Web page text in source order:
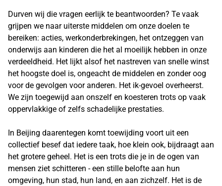
Durven wij die vragen eerlijk te beantwoorden? Te vaak
grijpen we naar uiterste middelen om onze doelen te
bereiken: acties, werkonderbrekingen, het ontzeggen van
onderwijs aan kinderen die het al moeilijk hebben in onze
verdeeldheid. Het lijkt alsof het nastreven van snelle winst
het hoogste doel is, ongeacht de middelen en zonder oog
voor de gevolgen voor anderen. Het ik-gevoel overheerst.
We zijn toegewijd aan onszelf en koesteren trots op vaak
oppervlakkige of zelfs schadelijke prestaties.
In Beijing daarentegen komt toewijding voort uit een
collectief besef dat iedere taak, hoe klein ook, bijdraagt aan
het grotere geheel. Het is een trots die je in de ogen van
mensen ziet schitteren - een stille belofte aan hun
omgeving, hun stad, hun land, en aan zichzelf. Het is de